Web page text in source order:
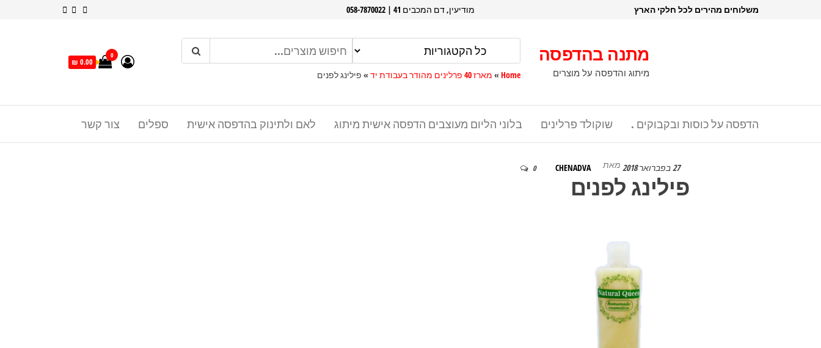
משלוחים מהירים לכל חלקי הארץ מודיעין, דם המכבים 41 | 058-7870022
מתנה בהדפסה
מיתוג והדפסה על מוצרים Home
» מארז 40 פרלינים מהודר בעבודת יד » פילינג לפנים
0
0.00 ₪
צור קשר ספלים לאם ולתינוק בהדפסה אישית בלוני הליום מעוצבים הדפסה אישית מיתוג שוקולד פרלינים הדפסה על כוסות ובקבוקים .
27 בפברואר 2018 מאת CHENADVA
0
פילינג לפנים